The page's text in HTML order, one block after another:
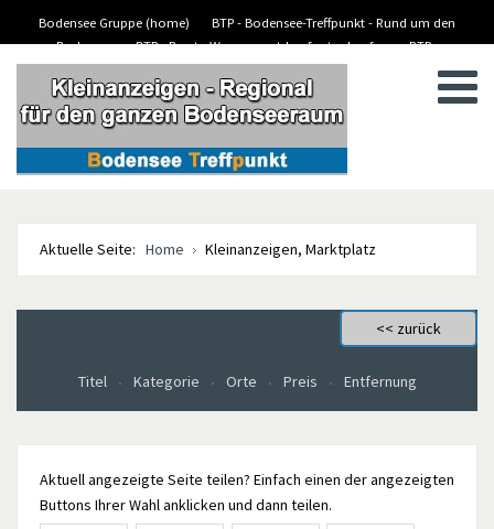
Bodensee Gruppe (home)
BTP - Bodensee-Treffpunkt - Rund um den
Bodensee
BTP - Boote-Wassersport-kaufen/verkaufen
BTP -
BTP - Kleinanzeigen
Aktuelle Seite: Home Kleinanzeigen, Marktplatz
Titel Kategorie Orte Preis Entfernung
Aktuell angezeigte Seite teilen? Einfach einen der angezeigten
Buttons Ihrer Wahl anklicken und dann teilen.